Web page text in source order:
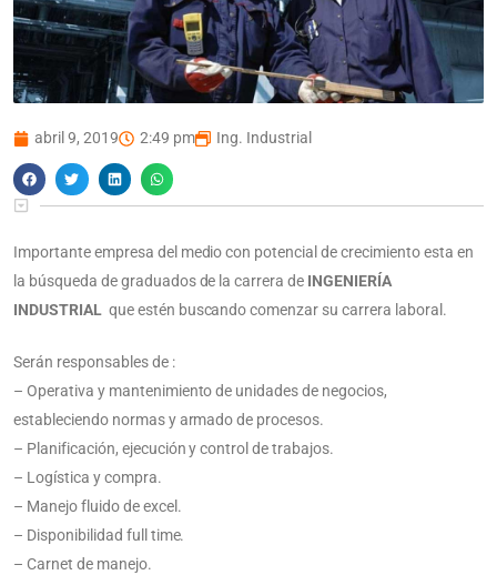
abril 9, 2019 2:49 pm Ing. Industrial
Importante empresa del medio con potencial de crecimiento esta en
la búsqueda de graduados de la carrera de INGENIERÍA
INDUSTRIALque estén buscando comenzar su carrera laboral.
Serán responsables de :
– Operativa y mantenimiento de unidades de negocios,
estableciendo normas y armado de procesos.
– Planificación, ejecución y control de trabajos.
– Logística y compra.
– Manejo fluido de excel.
– Disponibilidad full time.
– Carnet de manejo.